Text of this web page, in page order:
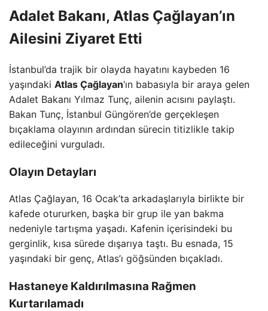
Adalet Bakanı, Atlas Çağlayan’ın
Ailesini Ziyaret Etti
İstanbul’da trajik bir olayda hayatını kaybeden 16
yaşındaki Atlas Çağlayan‘ın babasıyla bir araya gelen
Adalet Bakanı Yılmaz Tunç, ailenin acısını paylaştı.
Bakan Tunç, İstanbul Güngören’de gerçekleşen
bıçaklama olayının ardından sürecin titizlikle takip
edileceğini vurguladı.
Olayın Detayları
Atlas Çağlayan, 16 Ocak’ta arkadaşlarıyla birlikte bir
kafede otururken, başka bir grup ile yan bakma
nedeniyle tartışma yaşadı. Kafenin içerisindeki bu
gerginlik, kısa sürede dışarıya taştı. Bu esnada, 15
yaşındaki bir genç, Atlas’ı göğsünden bıçakladı.
Hastaneye Kaldırılmasına Rağmen
Kurtarılamadı